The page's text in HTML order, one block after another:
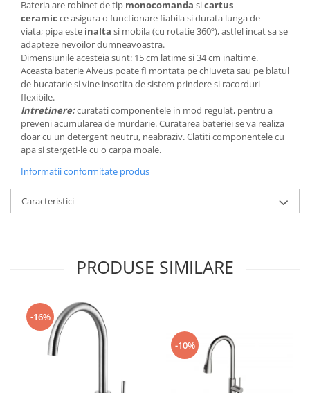
Bateria are robinet de tip monocomanda sicartus
ceramic ce asigura o functionare fiabila si durata lunga de
viata; pipa este inalta si mobila (cu rotatie 360º), astfel incat sa se
adapteze nevoilor dumneavoastra.
Dimensiunile acesteia sunt: 15 cm latime si 34 cm inaltime.
Aceasta baterie Alveus poate fi montata pe chiuveta sau pe blatul
de bucatarie si vine insotita de sistem prindere si racorduri
flexibile.
Intretinere:curatati componentele in mod regulat, pentru a
preveni acumularea de murdarie. Curatarea bateriei se va realiza
doar cu un detergent neutru, neabraziv. Clatiti componentele cu
apa si stergeti-le cu o carpa moale.
Informatii conformitate produs
Caracteristici
PRODUSE SIMILARE
-16%
-10%